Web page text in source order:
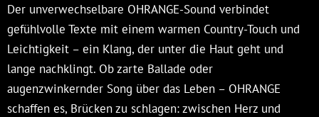
Der unverwechselbare OHRANGE-Sound verbindet
gefühlvolle Texte mit einem warmen Country-Touch und
Leichtigkeit – ein Klang, der unter die Haut geht und
lange nachklingt. Ob zarte Ballade oder
augenzwinkernder Song über das Leben – OHRANGE
schaffen es, Brücken zu schlagen: zwischen Herz und